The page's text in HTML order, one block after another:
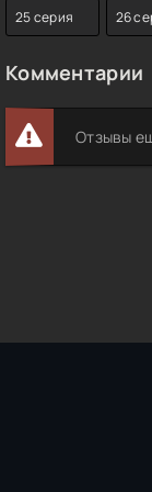
25 серия 26
Комментарии
Отзывы